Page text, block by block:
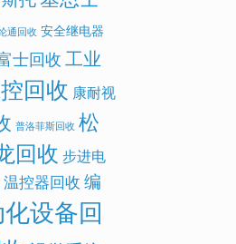
通回收 安全继电器
士回收 工业
回收 康耐视
普洛菲斯回收 松
回收 步进电
温控器回收 编
设备回